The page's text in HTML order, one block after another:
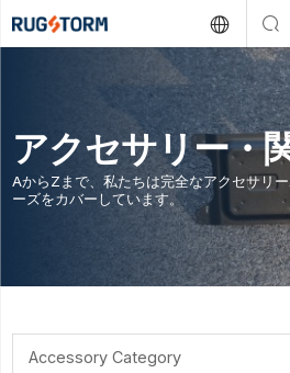
 
アクセサリー・
AからZまで、私たちは完全なアクセサリ
ーズをカバーしています。
Accessory Category